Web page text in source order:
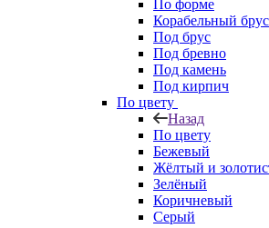
По форме
Корабельный брус
Под брус
Под бревно
Под камень
Под кирпич
По цвету
Назад
По цвету
Бежевый
Жёлтый и
Зелёный
Коричневый
Серый